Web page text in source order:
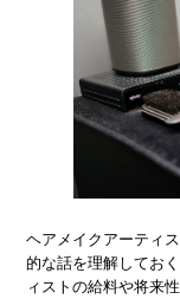
ヘアメイクアーティ
的な話を理解してお
ィストの給料や将来